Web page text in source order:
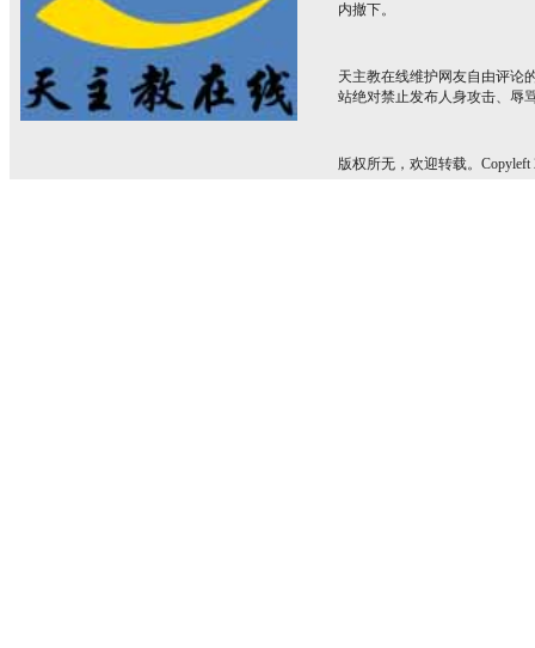
内撤下。
天主教在线维护网友自由评论
站绝对禁止发布人身攻击、辱
版权所无，欢迎转载。